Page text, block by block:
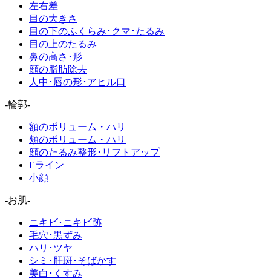
左右差
目の大きさ
目の下のふくらみ･クマ･たるみ
目の上のたるみ
鼻の高さ･形
顔の脂肪除去
人中･唇の形･アヒル口
-輪郭-
額のボリューム・ハリ
頬のボリューム・ハリ
顔のたるみ整形･リフトアップ
Eライン
小顔
-お肌-
ニキビ･ニキビ跡
毛穴･黒ずみ
ハリ･ツヤ
シミ･肝斑･そばかす
美白･くすみ